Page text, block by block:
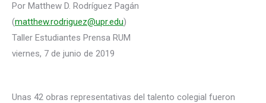
Por Matthew D. Rodríguez Pagán
(matthew.rodriguez@upr.edu)
Taller Estudiantes Prensa RUM
viernes, 7 de junio de 2019
Unas 42 obras representativas del talento colegial fueron